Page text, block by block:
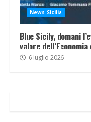
News Sicilia
Blue Sicily, domani
valore
6 luglio 2026